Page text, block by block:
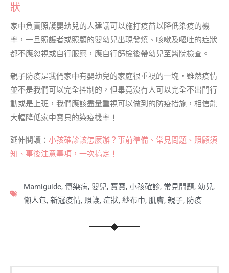
狀
家中負責照護嬰幼兒的人建議可以施打疫苗以降低染疫的機
率，一旦照護者或照顧的嬰幼兒出現發燒、咳嗽及嘔吐的症狀
都不應忽視或自行服藥，應自行篩檢後帶幼兒至醫院檢查。
親子防疫是我們家中有嬰幼兒的家庭很重視的一塊，雖然疫情
並不是我們可以完全控制的，但畢竟沒有人可以完全不出門行
動或是上班，我們應該盡量重視可以做到的防疫措施，相信能
大幅降低家中寶貝的染疫機率！
延伸閱讀： 小孩確診該怎麼辦？事前準備、常見問題、照顧須
知、事後注意事項，一次搞定！
Mamiguide, 傳染病, 嬰兒, 寶寶, 小孩確診, 常見問題, 幼兒,
懶人包, 新冠疫情, 照護, 症狀, 紗布巾, 肌膚, 親子, 防疫